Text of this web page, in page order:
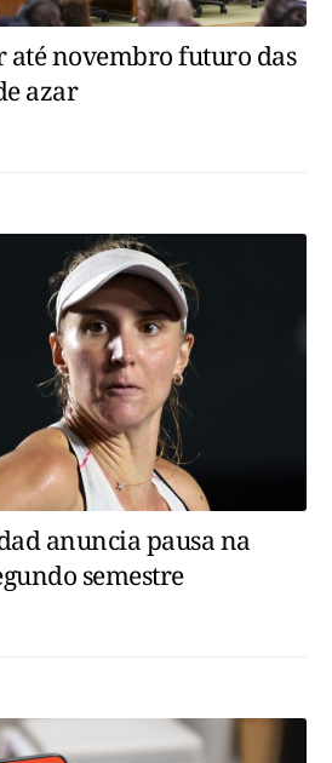
até novembro futuro das
azar
anuncia pausa na
semestre